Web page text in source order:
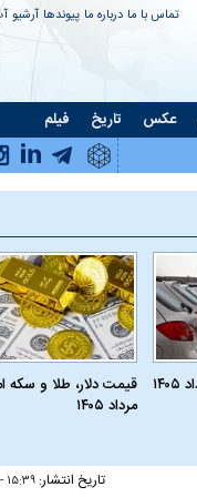
تماس با ما درباره ما پیوندها آرشیو
عکس تاریخ فیلم
مرداد ۱۴۰۵
تاریخ انتشار: ۱۵:۳۹ - ۱۰ تير ۱۴۰۵